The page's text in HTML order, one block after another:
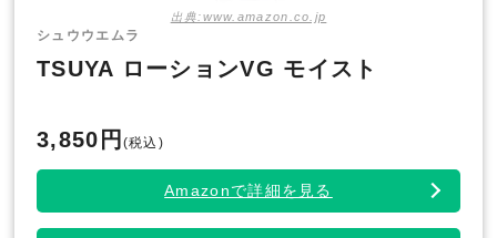
出典:www.amazon.co.jp
シュウウエムラ
TSUYA ローションVG モイスト
3,850円 (税込)
Amazonで詳細を見る